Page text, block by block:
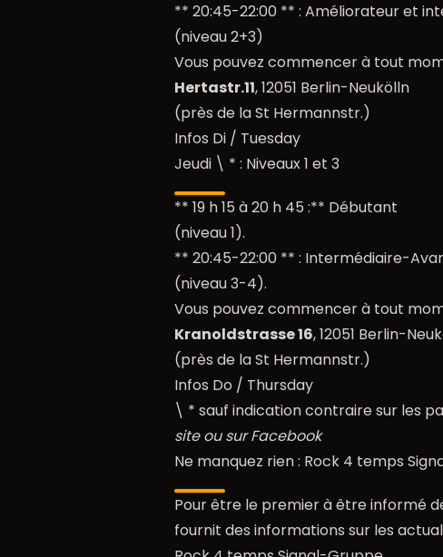
** 20:45-22:00 ** : Améliorateur et
(niveau 2+3)
Vous pouvez commencer à tout
Hertastr.11, 12051 Berlin-Neukölln
(près de la St Hermannstr.)
Infos Di / Tuesday
Jeudi \ * : Niveaux 1 et 3
** 19 h 15 à 20 h 45 :** Débutant
(niveau 1).
** 20:45-22:00 ** : Intermédiaire-
(niveau 3-4).
Vous pouvez commencer à tout
Kranoldstrasse 16, 12051 Berlin-
(près de la St Hermannstr.)
Infos Do / Thursday
\ * sauf indication contraire sur les
site ou sur Facebook
Ne manquez rien : Rock 4 temps
Pour être le premier à être informé
fournit des informations sur les